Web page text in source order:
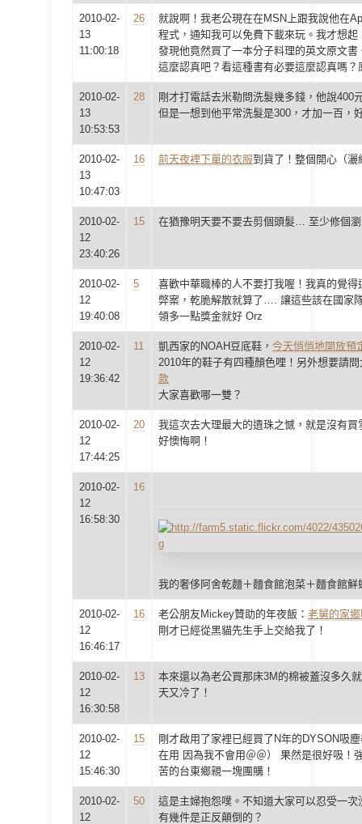
2010-02-
13
11:00:18
26
就說啊！我老公現在在MSN上跟我說他在
程式，通知我可以免費下載來玩。我才想
發現他竟然買了一本分子料理的英文原文
這麼認真吧？看這種書有必要這麼認真嗎
2010-02-
13
10:53:53
28
剛才打電話去米勒問洗髮幾多錢，他說400
但是一想到他平常洗髮是300，才加一百，
2010-02-
13
10:47:03
16 前天夜裡下單的衣服到貨了！整個開心（灑
2010-02-
12
23:40:26
15 在猶豫明天要不要去剪個頭髮… 至少修個
2010-02-
12
19:40:08
5
喜歡中華職棒的人不要打我喔！我真的覺
弊案，乾脆解散就算了…. 讓這些該在國家
領多一點獎金就好 Orz
2010-02-
12
19:36:42
11 凱西家的NOAH豆底鞋， 今天悄悄地開放預
2010年的鞋子有四種顏色哩！另外想要請
款
大家喜歡哪一雙？
2010-02-
12
17:44:25
20
我這次去大理最大的遺珠之憾，就是沒有買
好懊悔啊！
2010-02-
12
16:58:30
16
我的奢侈阿舍乾麵＋麵食館泡菜＋麵食館鮮
2010-02-
12
16:46:17
16 老公朋友Mickey贊助的年夜飯： 老舅的家
剛才已經從黑貓先生手上交給我了！
2010-02-
12
16:30:58
13
本來還以為老公買那床3M的棉被蓋沒多久
天又冷了！
2010-02-
12
15:46:30
15
剛才啟用了家裡已經買了N年的DYSON吸
在用 因為我不會用＠＠） 果然是很好吸！
苦的台東鄉親一塊團購！
2010-02-
12
50
這是主婦抱怨噗。不知道大家可以忍受一
有幾件是正反顛倒的？